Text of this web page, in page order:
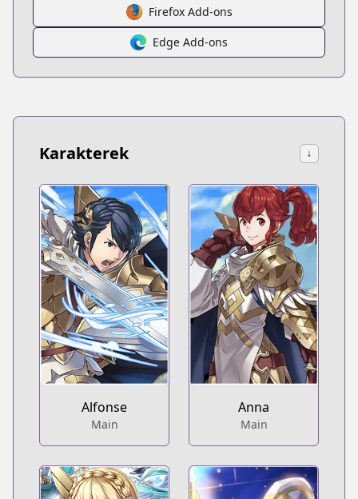
Firefox Add-ons
Edge Add-ons
Karakterek ↓
Alfonse
Main
Anna
Main